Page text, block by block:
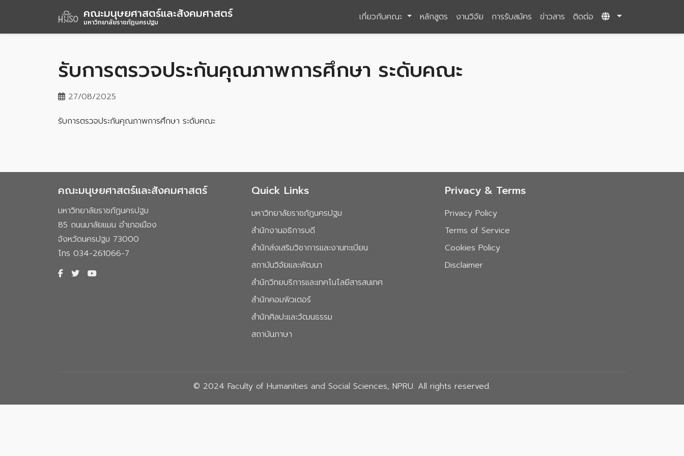
คณะมนุษยศาสตร์และสังคมศาสตร์
มหาวิทยาลัยราชภัฏนครปฐม เกี่ยวกับคณะ หลักสูตร งานวิจัย การรับสมัคร ข่าวสาร ติดต่อ
รับการตรวจประกันคุณภาพการศึกษา ระดับคณะ
27/08/2025
รับการตรวจประกันคุณภาพการศึกษา ระดับคณะ
คณะมนุษยศาสตร์และสังคมศาสตร์
มหาวิทยาลัยราชภัฏนครปฐม
85 ถนนมาลัยแมน อำเภอเมือง
จังหวัดนครปฐม 73000
โทร 034-261066-7
Quick Links
มหาวิทยาลัยราชภัฏนครปฐม
สำนักงานอธิการบดี
สำนักส่งเสริมวิชาการและงานทะเบียน
สถาบันวิจัยและพัฒนา
สำนักวิทยบริการและเทคโนโลยีสารสนเทศ
สำนักคอมพิวเตอร์
สำนักศิลปะและวัฒนธรรม
สถาบันภาษา
Privacy & Terms
Privacy Policy
Terms of Service
Cookies Policy
Disclaimer
© 2024 Faculty of Humanities and Social Sciences, NPRU. All rights reserved.